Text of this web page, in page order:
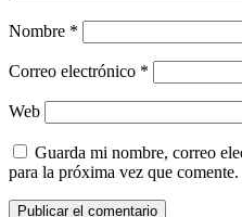
Nombre *
Correo electrónico *
Web
Guarda mi nombre, correo
para la próxima vez que comente.